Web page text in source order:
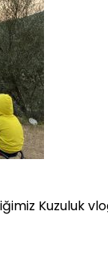
Kuzuluk